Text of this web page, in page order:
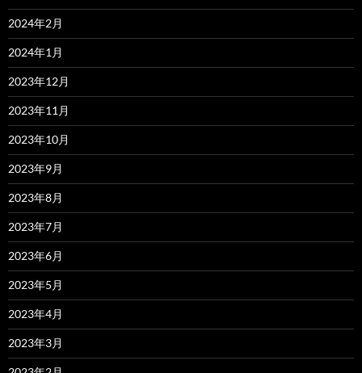
2024年2月
2024年1月
2023年12月
2023年11月
2023年10月
2023年9月
2023年8月
2023年7月
2023年6月
2023年5月
2023年4月
2023年3月